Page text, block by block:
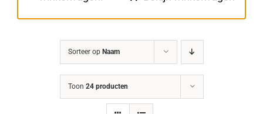
Sorteer op Naam
Toon 24 producten